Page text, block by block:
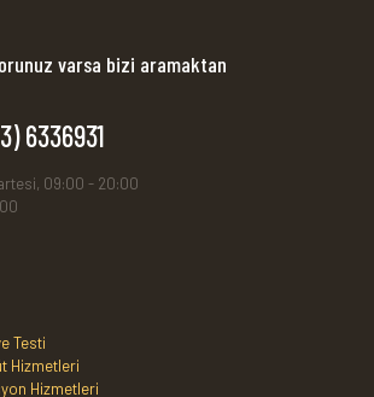
varsa bizi aramaktan
6336931
09:00 - 20:00
Testi
Hizmetleri
Hizmetleri